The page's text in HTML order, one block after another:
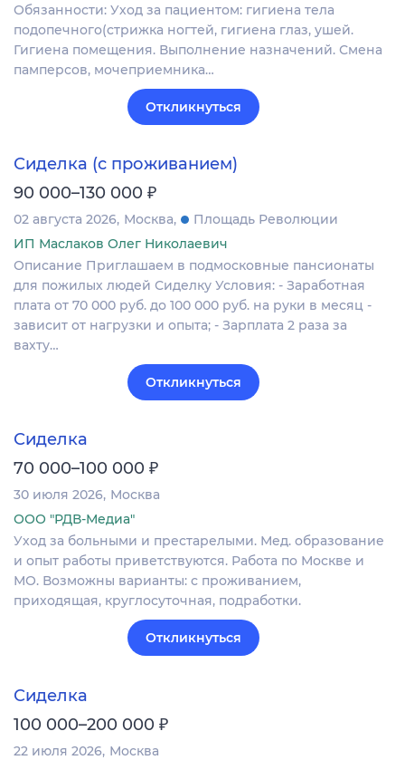
Обязанности: Уход за пациентом: гигиена тела
подопечного(стрижка ногтей, гигиена глаз, ушей.
Гигиена помещения. Выполнение назначений. Смена
памперсов, мочеприемника…
Откликнуться
Сиделка (с проживанием)
90 000–130 000 ₽
02 августа 2026 Москва
Площадь Революции
ИП Маслаков Олег Николаевич
Описание Приглашаем в подмосковные пансионаты
для пожилых людей Сиделку Условия: - Заработная
плата от 70 000 руб. до 100 000 руб. на руки в месяц -
зависит от нагрузки и опыта; - Зарплата 2 раза за
вахту…
Откликнуться
Сиделка
70 000–100 000 ₽
30 июля 2026 Москва
ООО "РДВ-Медиа"
Уход за больными и престарелыми. Мед. образование
и опыт работы приветствуются. Работа по Москве и
МО. Возможны варианты: с проживанием,
приходящая, круглосуточная, подработки.
Откликнуться
Сиделка
100 000–200 000 ₽
22 июля 2026 Москва